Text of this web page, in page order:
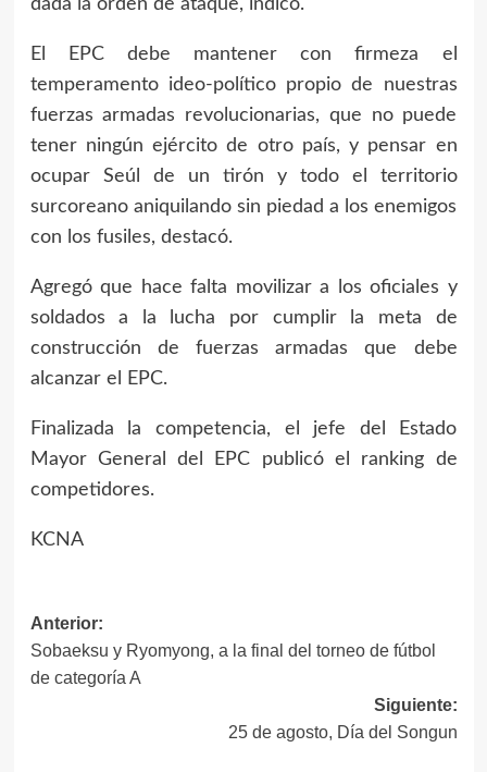
dada la orden de ataque, indicó.
El EPC debe mantener con firmeza el
temperamento ideo-político propio de nuestras
fuerzas armadas revolucionarias, que no puede
tener ningún ejército de otro país, y pensar en
ocupar Seúl de un tirón y todo el territorio
surcoreano aniquilando sin piedad a los enemigos
con los fusiles, destacó.
Agregó que hace falta movilizar a los oficiales y
soldados a la lucha por cumplir la meta de
construcción de fuerzas armadas que debe
alcanzar el EPC.
Finalizada la competencia, el jefe del Estado
Mayor General del EPC publicó el ranking de
competidores.
KCNA
Navegación
de
Anterior:
Sobaeksu y Ryomyong, a la final del torneo de fútbol
de categoría A
Siguiente:
25 de agosto, Día del Songun